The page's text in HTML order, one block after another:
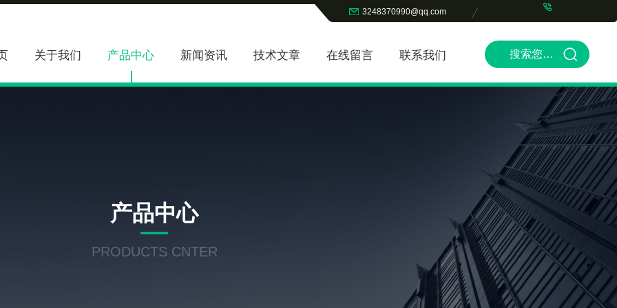
3248370990@qq.com
关于我们 产品中心 新闻资讯 技术文章 在线留言 联系我们
产品中心
PRODUCTS CNTER